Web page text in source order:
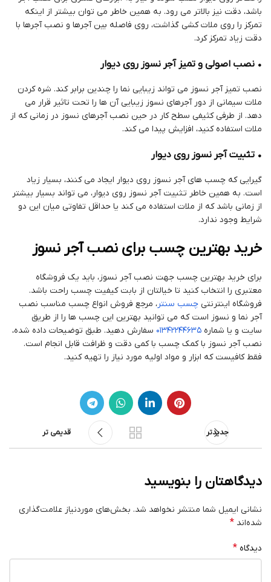
باشد، دقت نیز بالاتر می رود. به همین خاطر می توان بیشتر از اینکه
تمرکز را روی ملات کشی گذاشت، روی فاصله بین آجرها و نصب آجرها با
دقت زیاد تمرکز کرد.
• نصب اصولی و تمیز آجر نسوز روی دیوار
نصب تمیز آجر نسوز می تواند زیبایی نما را چندین برابر کند. شره کردن
ملات سیمانی از دور آجرهای نسوز زیبایی آن ها را تحت تاثیر قرار می
دهد. از طرفی کثیفی سطح کار در حین نصب آجرهای نسوز در زمانی که از
ملات استفاده کنید، افزایش پیدا می کند.
• تثبیت آجر نسوز روی دیوار
گیرایی که چسب های آجر نسوز روی دیوار ایجاد می کنند، بسیار زیاد
است. به همین خاطر تثبیت آجر نسوز روی دیوار، می تواند بسیار بیشتر
از زمانی باشد که از ملات استفاده می کند یا حداقل تفاوتی میان این دو
شرایط وجود ندارد.
خرید بهترین چسب برای نصب آجر نسوز
برای خرید بهترین چسب جهت نصب آجر نسوز، باید یک فروشگاه
معتبری را انتخاب کنید تا خیالتان از بابت کیفیت چسب راحت باشد.
فروشگاه اینترنتی چسب سنتر، مرجع فروش انواع چسب مناسب نصب
آجر نما و نسوز است که می توانید بهترین این چسب ها را از طریق
سایت و یا شماره 01342244635 سفارش دهید. طبق توضیحات داده شده،
نصب آجر نسوز با کمک چسب با کمی دقت و ظرافت قابل انجام است.
فقط کافیست که ابزار و مواد اولیه مورد نیاز را تهیه کنید.
جدیدتر قدیمی تر
دیدگاهتان را بنویسید
نشانی ایمیل شما منتشر نخواهد شد. بخش‌های موردنیاز علامت‌گذاری
شده‌اند *
دیدگاه *